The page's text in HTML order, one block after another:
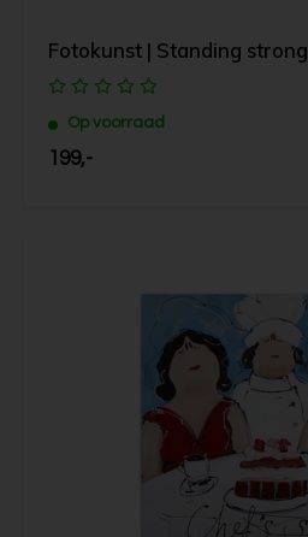
Fotokunst | Standing strong
Op voorraad
199,-